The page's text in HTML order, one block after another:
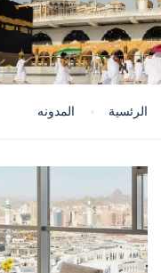
الرئسية المدونه